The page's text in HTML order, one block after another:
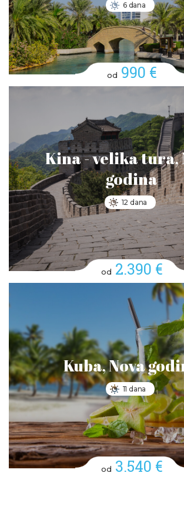
6 dana
od 990 €
Kina - velika tura,
godina
12 dana
od 2.390 €
Kuba, Nova
11 dana
od 3.540 €